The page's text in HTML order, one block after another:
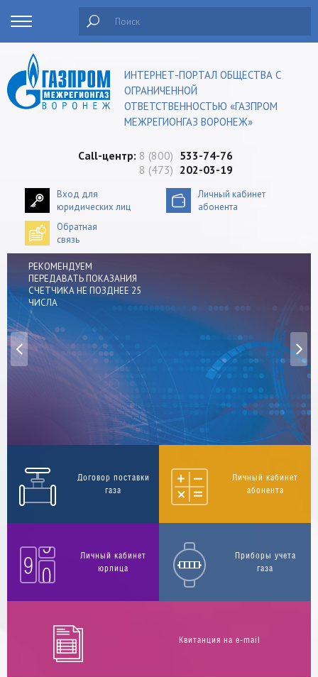
ИНТЕРНЕТ-ПОРТАЛ ОБЩЕСТВА С
ОГРАНИЧЕННОЙ
ОТВЕТСТВЕННОСТЬЮ «ГАЗПРОМ
МЕЖРЕГИОНГАЗ ВОРОНЕЖ»
Сall-центр: 8 (800) 533-74-76
8 (473) 202-03-19
Вход для
юридических лиц
Личный кабинет
абонента
Обратная
связь
Поиск
РЕКОМЕНДУЕМ
ПЕРЕДАВАТЬ ПОКАЗАНИЯ
СЧЕТЧИКА НЕ ПОЗДНЕЕ 25
ЧИСЛА
Договор поставки
газа
Личный кабинет
абонента
Личный кабинет
юрлица
Приборы учета
газа
Квитанция на e-mail